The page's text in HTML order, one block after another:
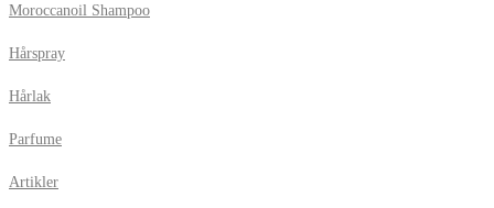
Moroccanoil Shampoo
Hårspray
Hårlak
Parfume
Artikler